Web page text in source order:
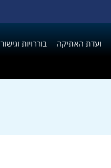
ועדת האתיקה
בוררויות וגישור